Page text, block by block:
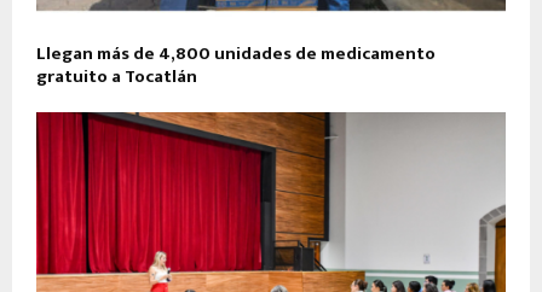
Llegan más de 4,800 unidades de medicamento
gratuito a Tocatlán